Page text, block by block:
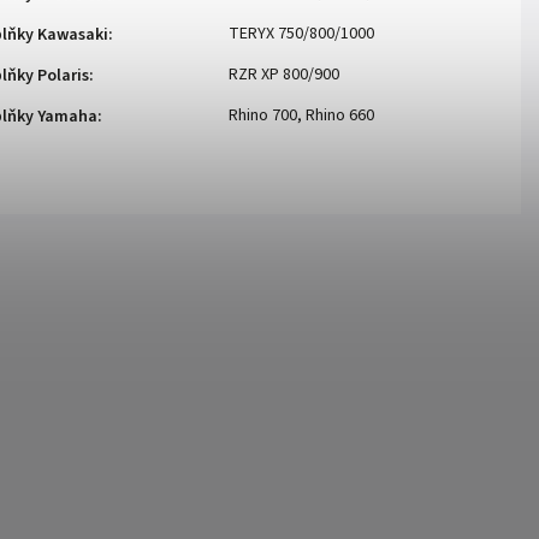
Kawasaki:
TERYX 750/800/1000
Polaris:
RZR XP 800/900
Yamaha: Rhino 700, Rhino 660